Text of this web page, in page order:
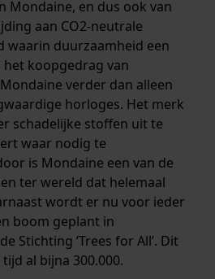
Mondaine, en dus ook van
aan CO2-neutrale
waarin duurzaamheid een
koopgedrag van
verder dan alleen
horloges. Het merk
schadelijke stoffen uit te
waar nodig te
is Mondaine een van de
ter wereld dat helemaal
wordt er nu voor ieder
boom geplant in
Stichting ‘Trees for All’. Dit
al bijna 300.000.